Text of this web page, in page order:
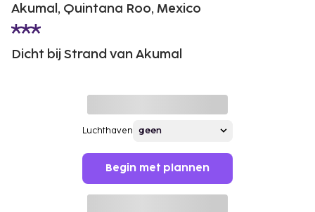
Akumal, Quintana Roo, Mexico
Dicht bij Strand van Akumal
Luchthaven
Begin met plannen